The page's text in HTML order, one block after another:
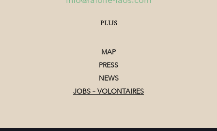
PLUS
MAP
PRESS
NEWS
JOBS – VOLONTAIRES